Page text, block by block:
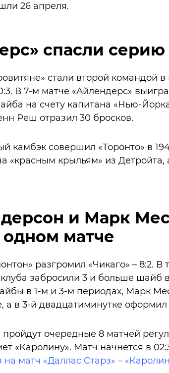
26 апреля.
спасли серию
стали второй командой
В 7-м матче «Айлендерс»
на счету капитана «Нью-
Реш отразил 30 бросков.
камбэк совершил «Торонто» в
«красным крыльям» из
и Марк
матче
разгромил «Чикаго» – 8:2.
забросили 3 и больше шайб
в 1-м и 3-м периодах, Марк
а в 3-й двадцатиминутке оформил
очередные 8 матчей
«Каролину». Матч начнется в
на матч «Даллас Старз» –